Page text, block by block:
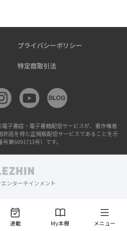
連載 My本棚 メニュー
プライバシーポリシー
特定商取引法
子書店・電子書籍配信サービスが、著作権者
許諾を得た正規版配信サービスであることを示
第6091713号）です。
ンターテインメント